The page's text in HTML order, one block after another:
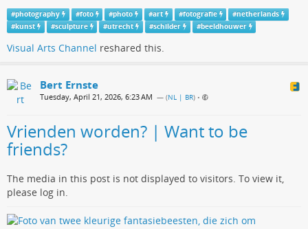
#photography #foto #photo #art #fotografie #netherlands
#kunst #sculpture #utrecht #schilder #beeldhouwer
Visual Arts Channel reshared this.
Bert Ernste
Tuesday, April 21, 2026, 6:23 AM — (NL | BR) •
Vrienden worden? | Want to be
friends?
The media in this post is not displayed to visitors. To view it,
please log in.